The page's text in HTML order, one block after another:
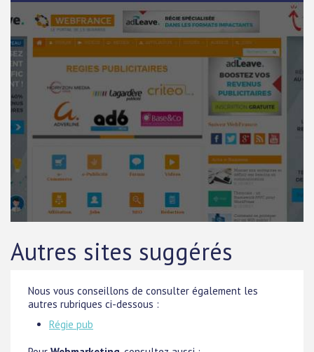
Autres sites suggérés
Nous vous conseillons de consulter également les
autres rubriques ci-dessous :
Régie pub